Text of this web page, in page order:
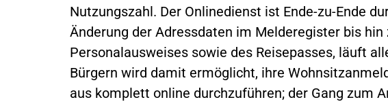
Nutzungszahl. Der Onlinedienst ist Ende-zu-Ende
Änderung der Adressdaten im Melderegister bis
Personalausweises sowie des Reisepasses, läuft
Bürgern wird damit ermöglicht, ihre
aus komplett online durchzuführen; der Gang zum